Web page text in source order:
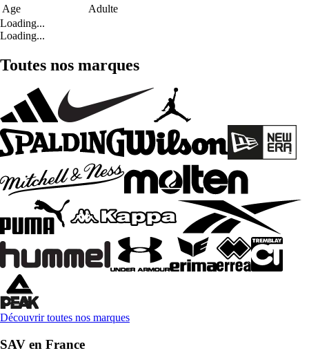
Age
Adulte
Loading...
Loading...
Toutes nos marques
Découvrir toutes nos marques
SAV en France